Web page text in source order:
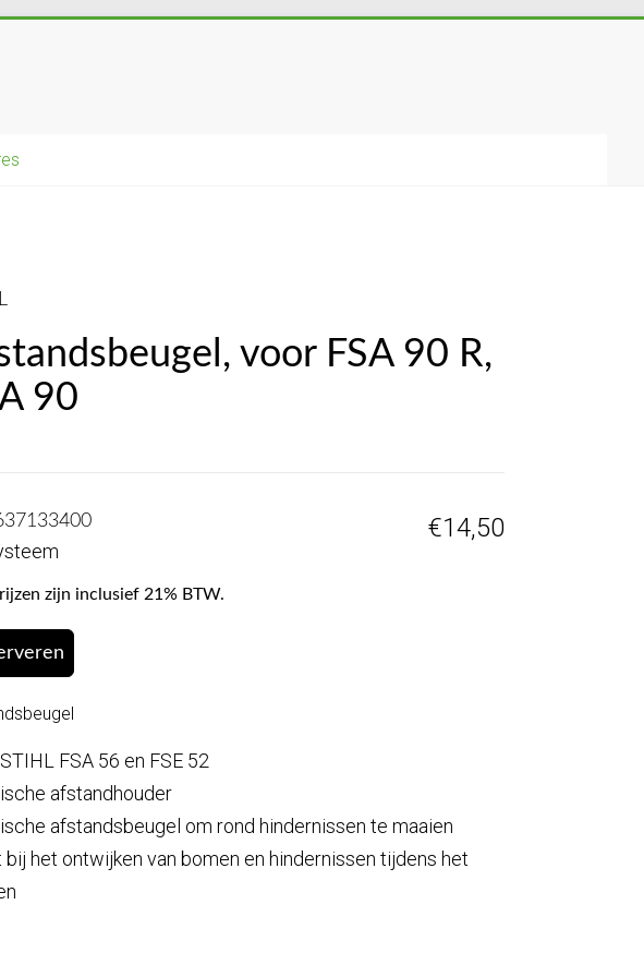
voor FSA 90 R,
90
€14,50
zijn inclusief 21% BTW.
FSA 56 en FSE 52
afstandhouder
afstandsbeugel om rond hindernissen te maaien
bij het ontwijken van bomen en hindernissen tijdens het